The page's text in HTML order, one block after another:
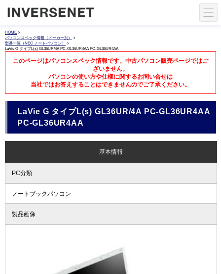
HOME >
パソコンスペック情報（メーカー別）
>
型番一覧（NEC ノートパソコン）
>
LaVie G タイプL(s) GL36UR/4A PC-GL36UR4AA PC-GL36UR4AA
このページはパソコンスペック情報です。中古パソコン販売ページではご
ざいません。
パソコンの使い方や仕様に関するお問い合せは
当社ではお答えすることはできませんのでご了承ください。
LaVie G タイプL(s) GL36UR/4A PC-GL36UR4AA
PC-GL36UR4AA
基本情報
PC分類
ノートブックパソコン
製品画像